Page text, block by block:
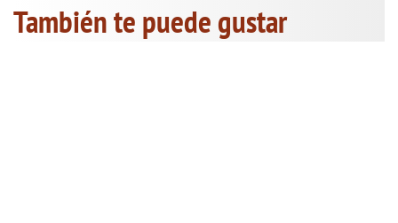
También te puede gustar